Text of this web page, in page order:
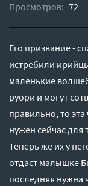
Просмотров: 72
Его призвание -
истребили
маленькие
руори и могут
правильно, то
нужен сейчас
Теперь же их у
отдаст малышке
последняя нужна